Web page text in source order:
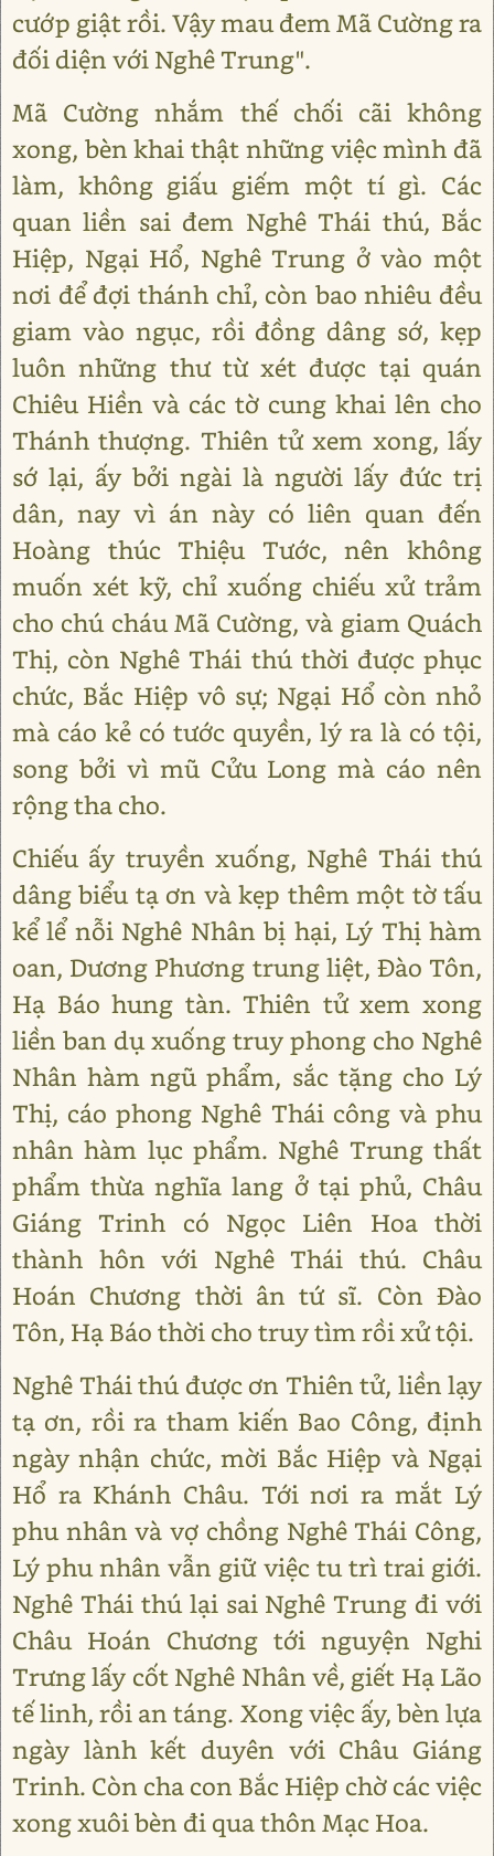
cướp giật rồi. Vậy mau đem Mã Cường ra
đối diện với Nghê Trung".
Mã Cường nhắm thế chối cãi không
xong, bèn khai thật những việc mình đã
làm, không giấu giếm một tí gì. Các
quan liền sai đem Nghê Thái thú, Bắc
Hiệp, Ngại Hổ, Nghê Trung ở vào một
nơi để đợi thánh chỉ, còn bao nhiêu đều
giam vào ngục, rồi đồng dâng sớ, kẹp
luôn những thư từ xét được tại quán
Chiêu Hiền và các tờ cung khai lên cho
Thánh thượng. Thiên tử xem xong, lấy
sớ lại, ấy bởi ngài là người lấy đức trị
dân, nay vì án này có liên quan đến
Hoàng thúc Thiệu Tước, nên không
muốn xét kỹ, chỉ xuống chiếu xử trảm
cho chú cháu Mã Cường, và giam Quách
Thị, còn Nghê Thái thú thời được phục
chức, Bắc Hiệp vô sự; Ngại Hổ còn nhỏ
mà cáo kẻ có tước quyền, lý ra là có tội,
song bởi vì mũ Cửu Long mà cáo nên
rộng tha cho.
Chiếu ấy truyền xuống, Nghê Thái thú
dâng biểu tạ ơn và kẹp thêm một tờ tấu
kể lể nỗi Nghê Nhân bị hại, Lý Thị hàm
oan, Dương Phương trung liệt, Đào Tôn,
Hạ Báo hung tàn. Thiên tử xem xong
liền ban dụ xuống truy phong cho Nghê
Nhân hàm ngũ phẩm, sắc tặng cho Lý
Thị, cáo phong Nghê Thái công và phu
nhân hàm lục phẩm. Nghê Trung thất
phẩm thừa nghĩa lang ở tại phủ, Châu
Giáng Trinh có Ngọc Liên Hoa thời
thành hôn với Nghê Thái thú. Châu
Hoán Chương thời ân tứ sĩ. Còn Đào
Tôn, Hạ Báo thời cho truy tìm rồi xử tội.
Nghê Thái thú được ơn Thiên tử, liền lạy
tạ ơn, rồi ra tham kiến Bao Công, định
ngày nhận chức, mời Bắc Hiệp và Ngại
Hổ ra Khánh Châu. Tới nơi ra mắt Lý
phu nhân và vợ chồng Nghê Thái Công,
Lý phu nhân vẫn giữ việc tu trì trai giới.
Nghê Thái thú lại sai Nghê Trung đi với
Châu Hoán Chương tới nguyện Nghi
Trưng lấy cốt Nghê Nhân về, giết Hạ Lão
tế linh, rồi an táng. Xong việc ấy, bèn lựa
ngày lành kết duyên với Châu Giáng
Trinh. Còn cha con Bắc Hiệp chờ các việc
xong xuôi bèn đi qua thôn Mạc Hoa.